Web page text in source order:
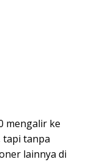
mengalir ke
tapi tanpa
lainnya di